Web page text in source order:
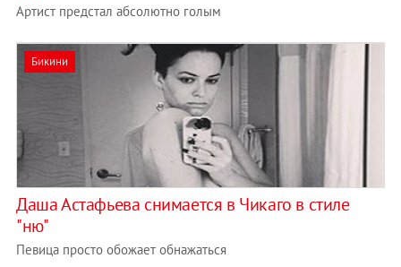
Артист предстал абсолютно голым
Бикини
Даша Астафьева снимается в Чикаго в стиле
"ню"
Певица просто обожает обнажаться